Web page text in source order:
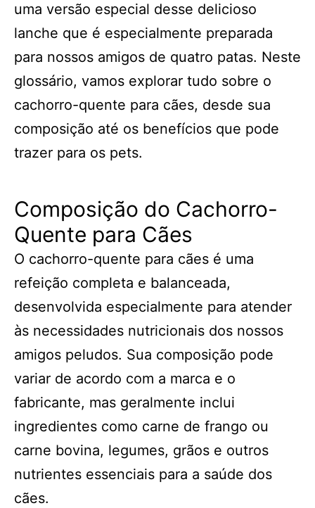
uma versão especial desse delicioso
lanche que é especialmente preparada
para nossos amigos de quatro patas. Neste
glossário, vamos explorar tudo sobre o
cachorro-quente para cães, desde sua
composição até os benefícios que pode
trazer para os pets.
Composição do Cachorro-
Quente para Cães
O cachorro-quente para cães é uma
refeição completa e balanceada,
desenvolvida especialmente para atender
às necessidades nutricionais dos nossos
amigos peludos. Sua composição pode
variar de acordo com a marca e o
fabricante, mas geralmente inclui
ingredientes como carne de frango ou
carne bovina, legumes, grãos e outros
nutrientes essenciais para a saúde dos
cães.